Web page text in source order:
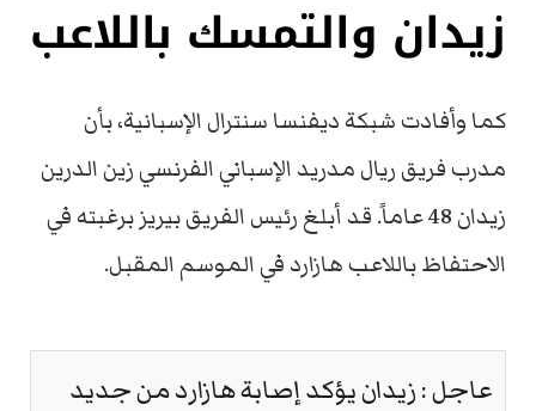
زيدان والتمسك باللاعب
كما وأفادت شبكة ديفنسا سنترال الإسبانية، بأن
مدرب فريق ريال مدريد الإسباني الفرنسي زين الدرين
زيدان 48 عاماً. قد أبلغ رئيس الفريق بيريز برغبته في
الاحتفاظ باللاعب هازارد في الموسم المقبل.
عاجل : زيدان يؤكد إصابة هازارد من جديد